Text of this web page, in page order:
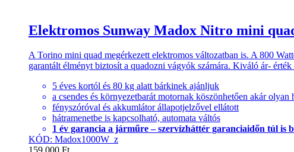
Elektromos Sunway Madox Nitro mini
A Torino mini quad megérkezett elektromos változatban is. A 800
garantált élményt biztosít a quadozni vágyók számára. Kiváló ár- érték
5 éves kortól és 80 kg alatt bárkinek ajánljuk
a csendes és környezetbarát motornak köszönhetően akár
fényszóróval és akkumlátor állapotjelzővel ellátott
hátramenetbe is kapcsolható, automata váltós
1 év garancia a járműre – szervízháttér garanciaidőn túl is
KÓD: Madox1000W_z